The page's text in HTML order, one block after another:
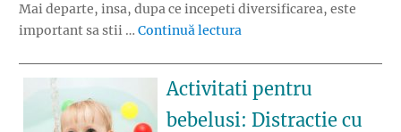
Mai departe, insa, dupa ce incepeti diversificarea, este
important sa stii … Continuă lectura
Activitati pentru
bebelusi: Distractie cu